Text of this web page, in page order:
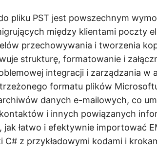
pliku PST jest powszechnym
między klientami poczty
przechowywania i tworzenia
strukturę, formatowanie i
integracji i zarządzania w
formatu plików
danych e-mailowych, co
i innych powiązanych
łatwo i efektywnie importować
z przykładowymi kodami i